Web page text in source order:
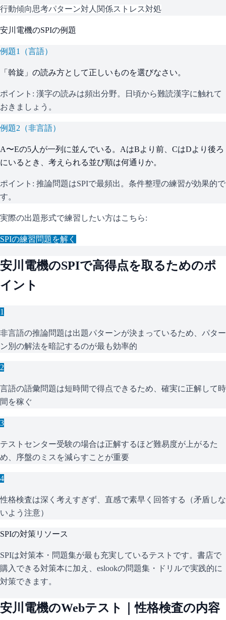
行動傾向思考パターン対人関係ストレス対処
安川電機のSPIの例題
例題1 （言語）
「斡旋」の読み方として正しいものを選びなさい。
ポイント: 漢字の読みは頻出分野。日頃から難読漢字に触れて
おきましょう。
例題2 （非言語）
A〜Eの5人が一列に並んでいる。AはBより前、CはDより後ろ
にいるとき、考えられる並び順は何通りか。
ポイント: 推論問題はSPIで最頻出。条件整理の練習が効果的で
す。
実際の出題形式で練習したい方はこちら:
SPIの練習問題を解く
安川電機のSPIで高得点を取るためのポ
イント
1
非言語の推論問題は出題パターンが決まっているため、パター
ン別の解法を暗記するのが最も効率的
2
言語の語彙問題は短時間で得点できるため、確実に正解して時
間を稼ぐ
3
テストセンター受験の場合は正解するほど難易度が上がるた
め、序盤のミスを減らすことが重要
4
性格検査は深く考えすぎず、直感で素早く回答する（矛盾しな
いよう注意）
SPIの対策リソース
SPIは対策本・問題集が最も充実しているテストです。書店で
購入できる対策本に加え、eslookの問題集・ドリルで実践的に
対策できます。
安川電機のWebテスト｜性格検査の内容